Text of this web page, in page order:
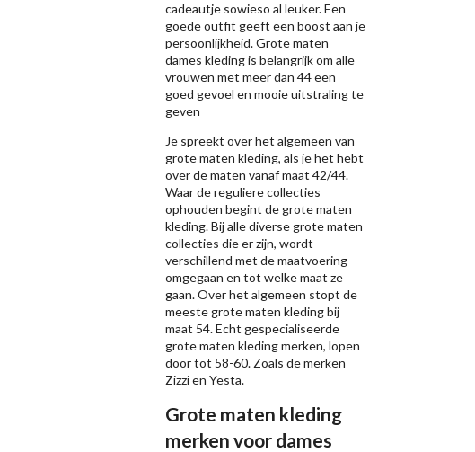
cadeautje sowieso al leuker. Een
goede outfit geeft een boost aan je
persoonlijkheid. Grote maten
dames kleding is belangrijk om alle
vrouwen met meer dan 44 een
goed gevoel en mooie uitstraling te
geven
Je spreekt over het algemeen van
grote maten kleding, als je het hebt
over de maten vanaf maat 42/44.
Waar de reguliere collecties
ophouden begint de grote maten
kleding. Bij alle diverse grote maten
collecties die er zijn, wordt
verschillend met de maatvoering
omgegaan en tot welke maat ze
gaan. Over het algemeen stopt de
meeste grote maten kleding bij
maat 54. Echt gespecialiseerde
grote maten kleding merken, lopen
door tot 58-60. Zoals de merken
Zizzien Yesta.
Grote maten kleding
merken voor dames